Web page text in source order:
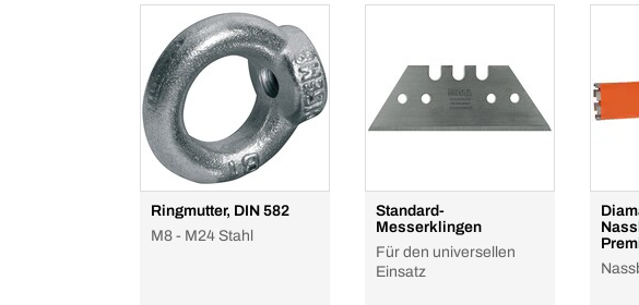
Ringmutter, DIN 582
M8 - M24 Stahl
Standard-
Messerklingen
Für den universellen
Einsatz